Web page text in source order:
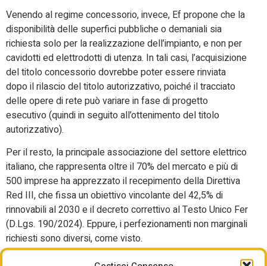
Venendo al regime concessorio, invece, Ef propone che la
disponibilità delle superfici pubbliche o demaniali sia
richiesta solo per la realizzazione dell’impianto, e non per
cavidotti ed elettrodotti di utenza. In tali casi, l’acquisizione
del titolo concessorio dovrebbe poter essere rinviata
dopo il rilascio del titolo autorizzativo, poiché il tracciato
delle opere di rete può variare in fase di progetto
esecutivo (quindi in seguito all’ottenimento del titolo
autorizzativo).
Per il resto, la principale associazione del settore elettrico
italiano, che rappresenta oltre il 70% del mercato e più di
500 imprese ha apprezzato il recepimento della Direttiva
Red III, che fissa un obiettivo vincolante del 42,5% di
rinnovabili al 2030 e il decreto correttivo al Testo Unico Fer
(D.Lgs. 190/2024). Eppure, i perfezionamenti non marginali
richiesti sono diversi, come visto.
Per migliorare occorrono, come ha fatto notare l’Anci